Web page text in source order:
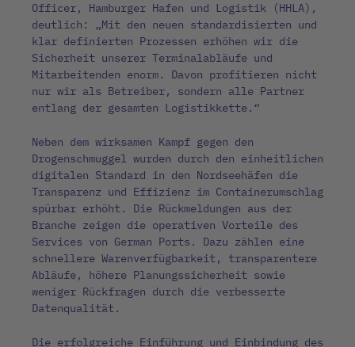
Officer, Hamburger Hafen und Logistik (HHLA),
deutlich: „Mit den neuen standardisierten und
klar definierten Prozessen erhöhen wir die
Sicherheit unserer Terminalabläufe und
Mitarbeitenden enorm. Davon profitieren nicht
nur wir als Betreiber, sondern alle Partner
entlang der gesamten Logistikkette.“
Neben dem wirksamen Kampf gegen den
Drogenschmuggel wurden durch den einheitlichen
digitalen Standard in den Nordseehäfen die
Transparenz und Effizienz im Containerumschlag
spürbar erhöht. Die Rückmeldungen aus der
Branche zeigen die operativen Vorteile des
Services von German Ports. Dazu zählen eine
schnellere Warenverfügbarkeit, transparentere
Abläufe, höhere Planungssicherheit sowie
weniger Rückfragen durch die verbesserte
Datenqualität.
Die erfolgreiche Einführung und Einbindung des